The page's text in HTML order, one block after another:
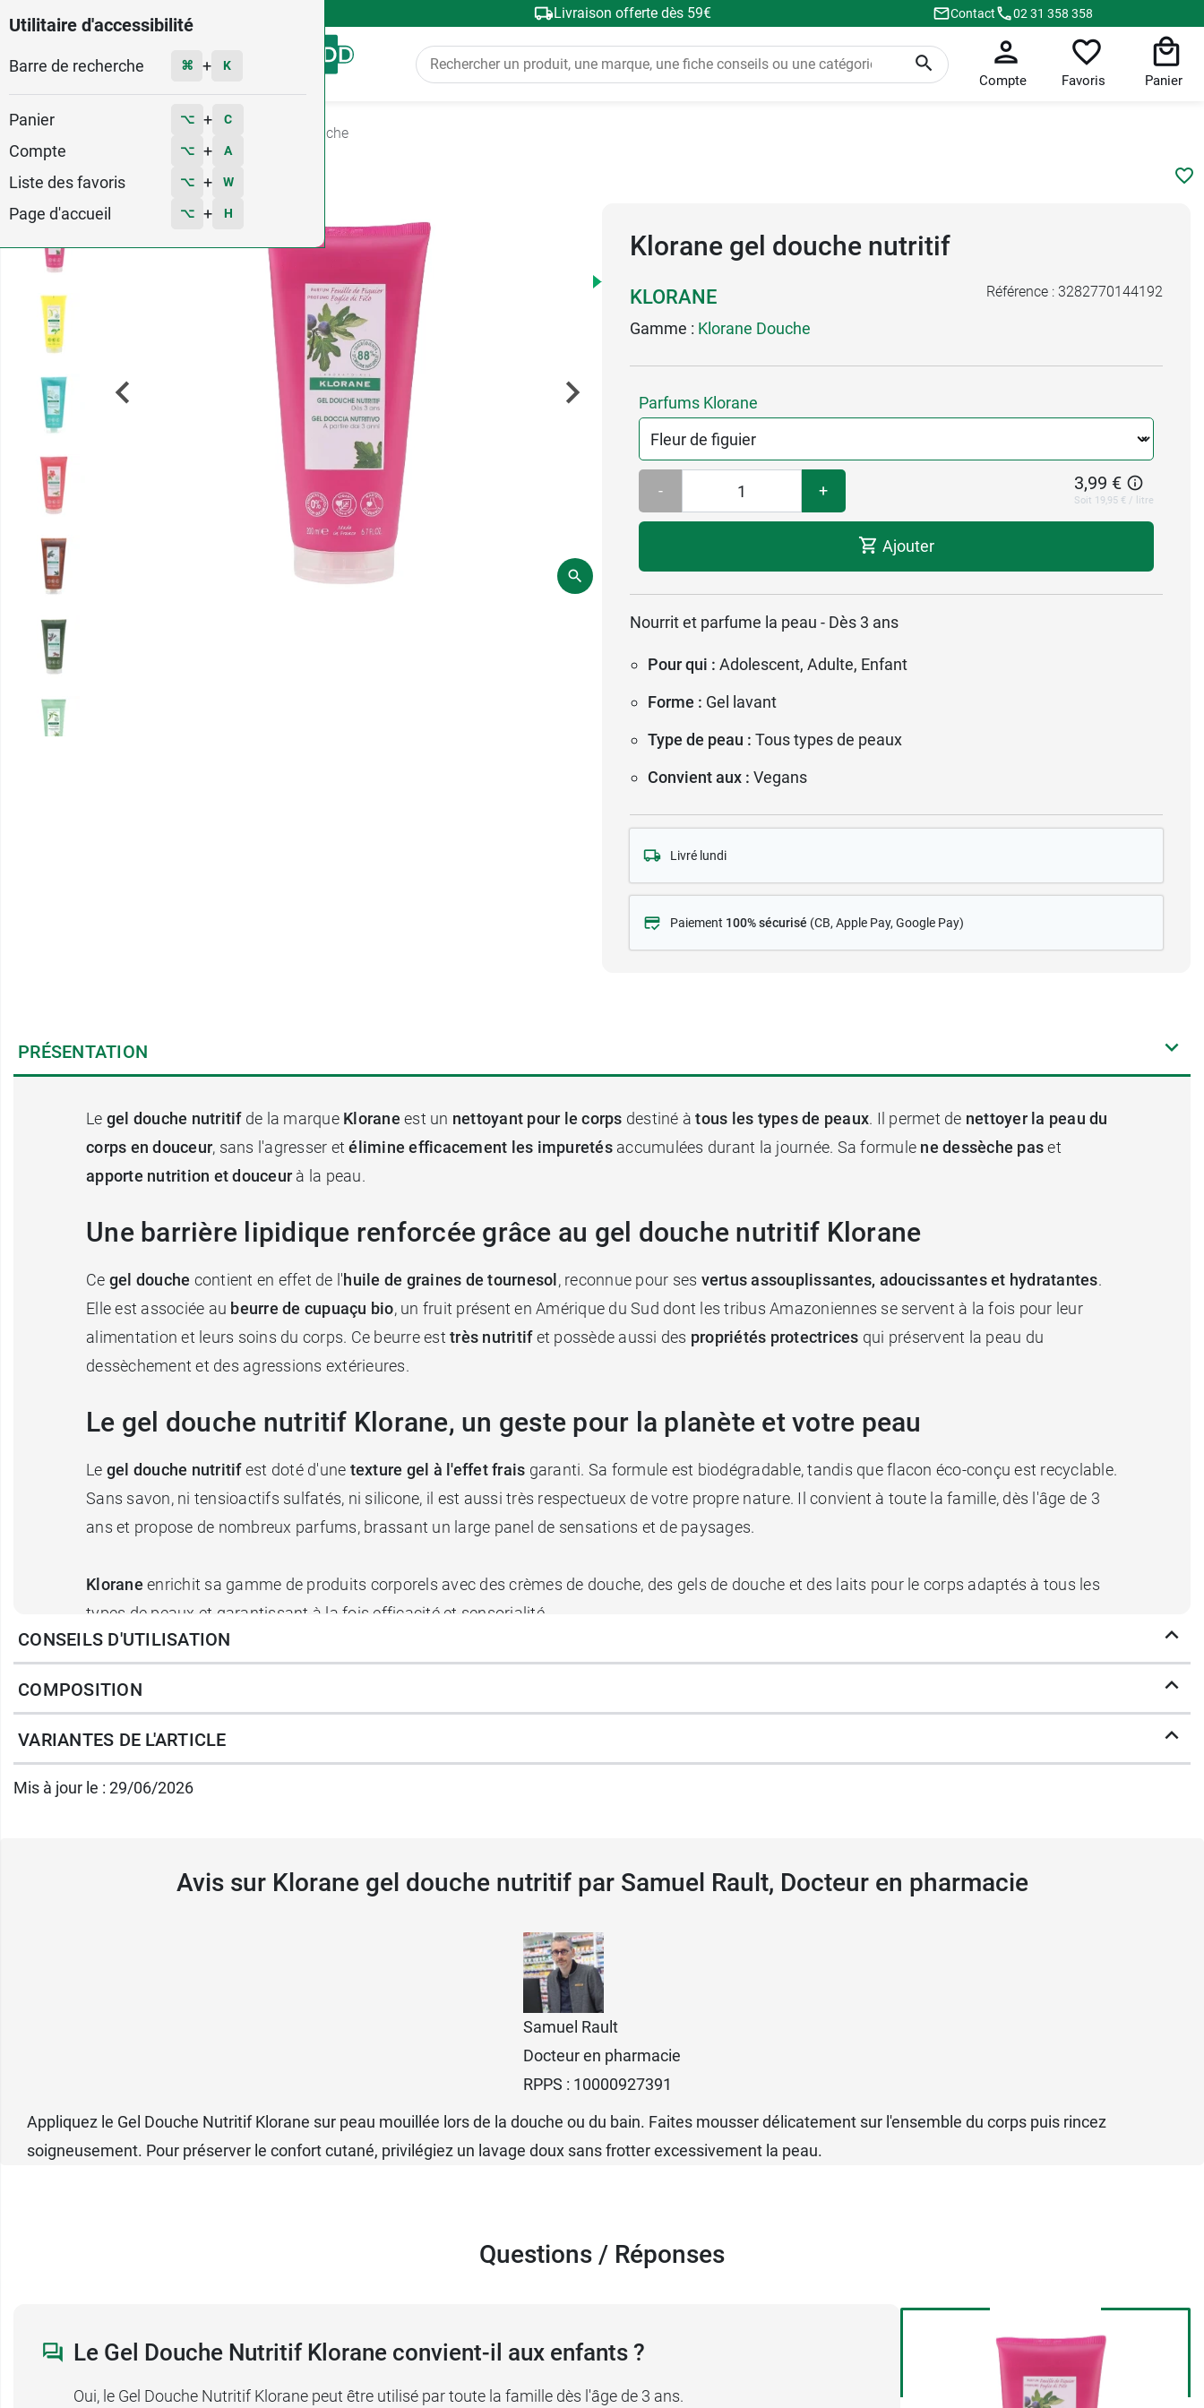
Utilitaire d'accessibilité
Barre de recherche ⌘ + K
Panier ⌥ + C
Compte ⌥ + A
Liste des favoris ⌥ + W
Page d'accueil ⌥ + H
Livraison offerte dès 59€ Contact 02 31 358 358
Menu
Compte Favoris Panier
Gel douche
1
Klorane gel douche nutritif
KLORANE
Gamme : Klorane Douche
Référence : 3282770144192
Parfums Klorane
- + 3,99 €
Soit 19,95 € / litre
Ajouter
Nourrit et parfume la peau - Dès 3 ans
Pour qui : Adolescent, Adulte, Enfant
Forme : Gel lavant
Type de peau : Tous types de peaux
Convient aux : Vegans
Livré lundi
Paiement 100% sécurisé (CB, Apple Pay, Google Pay)
PRÉSENTATION
Le gel douche nutritif de la marque Klorane est un nettoyant pour le corps destiné àtous les types de peaux. Il permet de nettoyer la peau du
corps en douceur, sans l'agresser etélimine efficacement les impuretésaccumulées durant la journée. Sa formule ne dessèche paset
apporte nutrition et douceur à la peau.
Une barrière lipidique renforcée grâce au gel douche nutritif Klorane
Ce gel douche contient en effet de l'huile de graines de tournesol , reconnue pour ses vertus assouplissantes, adoucissantes et hydratantes.
Elle est associée au beurre de cupuaçu bio, un fruit présent en Amérique du Sud dont les tribus Amazoniennes se servent à la fois pour leur
alimentation et leurs soins du corps. Ce beurre est très nutritifet possède aussi des propriétés protectrices qui préservent la peau du
dessèchement et des agressions extérieures.
Le gel douche nutritif Klorane, un geste pour la planète et votre peau
Le gel douche nutritifest doté d'une texture gel à l'effet frais garanti. Sa formule est biodégradable, tandis que flacon éco-conçu est recyclable.
Sans savon, ni tensioactifs sulfatés, ni silicone, il est aussi très respectueux de votre propre nature. Il convient à toute la famille, dès l'âge de 3
ans et propose de nombreux parfums, brassant un large panel de sensations et de paysages.
Klorane enrichit sa gamme de produits corporels avec des crèmes de douche, des gels de douche et des laits pour le corps adaptés à tous les
types de peaux et garantissant à la fois efficacité et sensorialité.
Caractéristiques :
Haute tolérance
Flacon éco-conçu
Vegan
Conditionnement :
Tube de 200 ml
gel douche Klorane Fleur de Frangipanier
CONSEILS D'UTILISATION
COMPOSITION
VARIANTES DE L'ARTICLE
Mis à jour le : 29/06/2026
Avis sur Klorane gel douche nutritif par Samuel Rault, Docteur en pharmacie
Samuel Rault
Docteur en pharmacie
RPPS : 10000927391
Appliquez le Gel Douche Nutritif Klorane sur peau mouillée lors de la douche ou du bain. Faites mousser délicatement sur l'ensemble du corps puis rincez
soigneusement. Pour préserver le confort cutané, privilégiez un lavage doux sans frotter excessivement la peau.
Questions / Réponses
Le Gel Douche Nutritif Klorane convient-il aux enfants ?
Oui, le Gel Douche Nutritif Klorane peut être utilisé par toute la famille dès l'âge de 3 ans.